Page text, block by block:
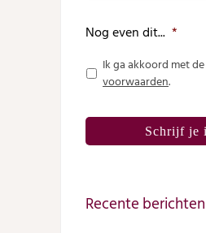
Nog even dit... *
Ik ga akkoord met de
voorwaarden.
Recente berichten